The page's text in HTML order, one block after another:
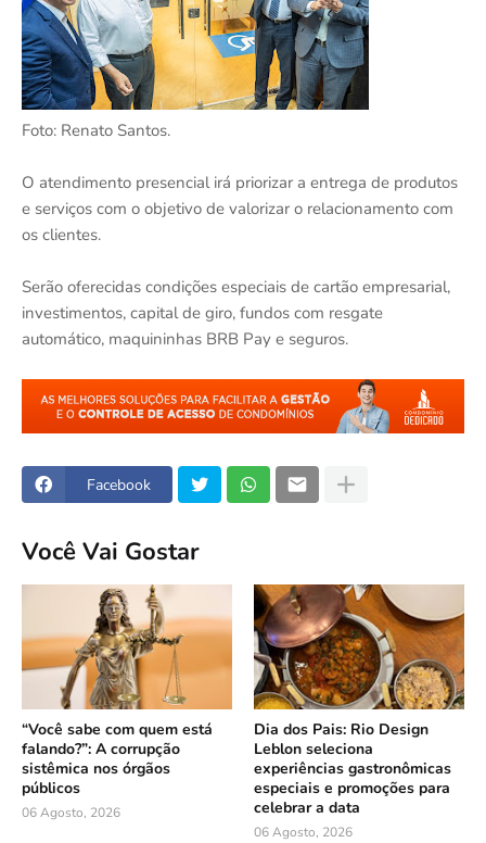
Foto: Renato Santos.
O atendimento presencial irá priorizar a entrega de produtos
e serviços com o objetivo de valorizar o relacionamento com
os clientes.
Serão oferecidas condições especiais de cartão empresarial,
investimentos, capital de giro, fundos com resgate
automático, maquininhas BRB Pay e seguros.
Facebook
Você Vai Gostar
“Você sabe com quem está
falando?”: A corrupção
sistêmica nos órgãos
públicos
06 Agosto, 2026
Dia dos Pais: Rio Design
Leblon seleciona
experiências gastronômicas
especiais e promoções para
celebrar a data
06 Agosto, 2026